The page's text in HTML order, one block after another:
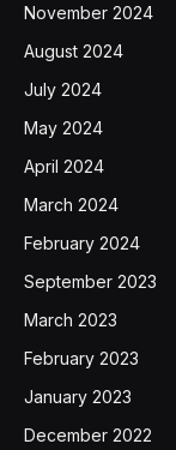
November 2024
August 2024
July 2024
May 2024
April 2024
March 2024
February 2024
September 2023
March 2023
February 2023
January 2023
December 2022